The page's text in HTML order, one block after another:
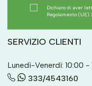
Dichiaro di aver
Regolamento (UE)
SERVIZIO CLIENTI
Lunedì-Venerdì: 10:00 -
333/4543160